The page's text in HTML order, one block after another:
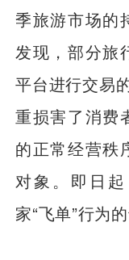
季旅游市场的
发现，部分旅
平台进行交易
重损害了消费
的正常经营秩
对象。即日
家“飞单”行为